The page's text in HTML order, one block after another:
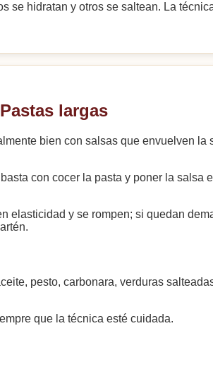
se hidratan y otros se saltean. La
largas
bien con salsas que envuelven la
con cocer la pasta y poner la salsa
elasticidad y se rompen; si quedan
pesto, carbonara, verduras
que la técnica esté cuidada.